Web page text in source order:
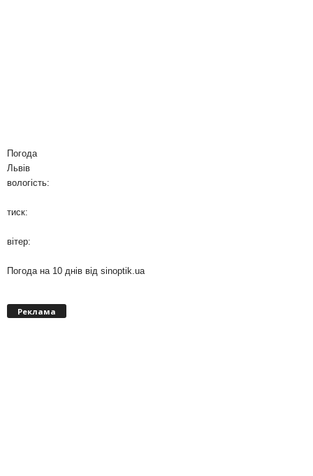
Погода
Львів
вологість:
тиск:
вітер:
Погода на 10 днів від sinoptik.ua
Реклама